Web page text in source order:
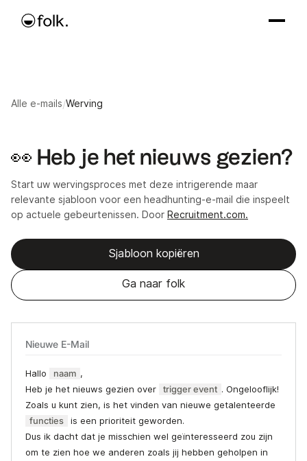
Alle e-mails/Werving
Nieuwe E-Mail
Hallo naam ,
Heb je het nieuws gezien over
trigger event . Ongelooflijk!
Zoals u kunt zien, is het vinden van nieuwe getalenteerde
functies
is een prioriteit geworden.
Dus ik dacht dat je misschien wel geïnteresseerd zou zijn
om te zien hoe we anderen zoals jij hebben geholpen in
👀 Heb je het nieuws gezien?
Start uw wervingsproces met deze intrigerende maar
relevante sjabloon voor een headhunting-e-mail die inspeelt
op actuele gebeurtenissen. Door Recruitment.com.
Sjabloon kopiëren
Ga naar folk